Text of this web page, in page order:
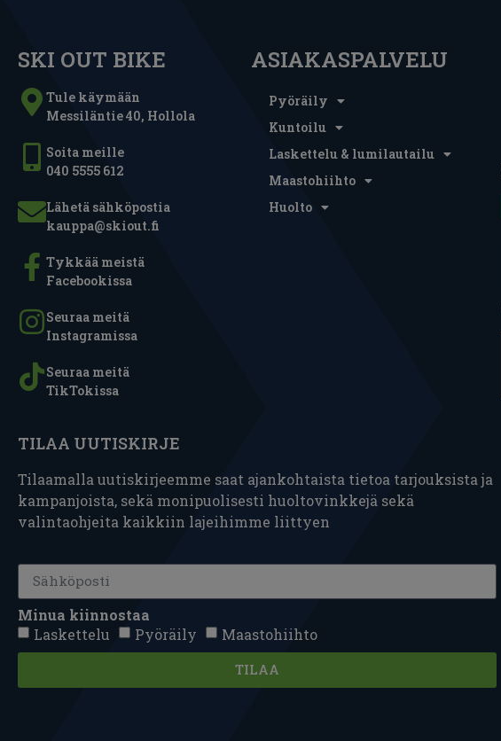
SKI OUT BIKE
Tule käymään
Messiläntie 40, Hollola
Soita meille
040 5555 612
Lähetä sähköpostia
kauppa@skiout.fi
Tykkää meistä
Facebookissa
Seuraa meitä
Instagramissa
Seuraa meitä
TikTokissa
ASIAKASPALVELU
Pyöräily
Kuntoilu
Laskettelu & lumilautailu
Maastohiihto
Huolto
TILAA UUTISKIRJE
Tilaamalla uutiskirjeemme saat ajankohtaista tietoa tarjouksista ja
kampanjoista, sekä monipuolisesti huoltovinkkejä sekä
valintaohjeita kaikkiin lajeihimme liittyen
Minua kiinnostaa
Laskettelu
Pyöräily Maastohiihto
TILAA